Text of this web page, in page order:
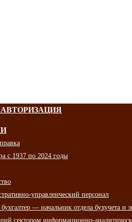
с 1937 по 2024 годы
управленческий персонал
— начальник отдела бухучета и
сектором информационно-